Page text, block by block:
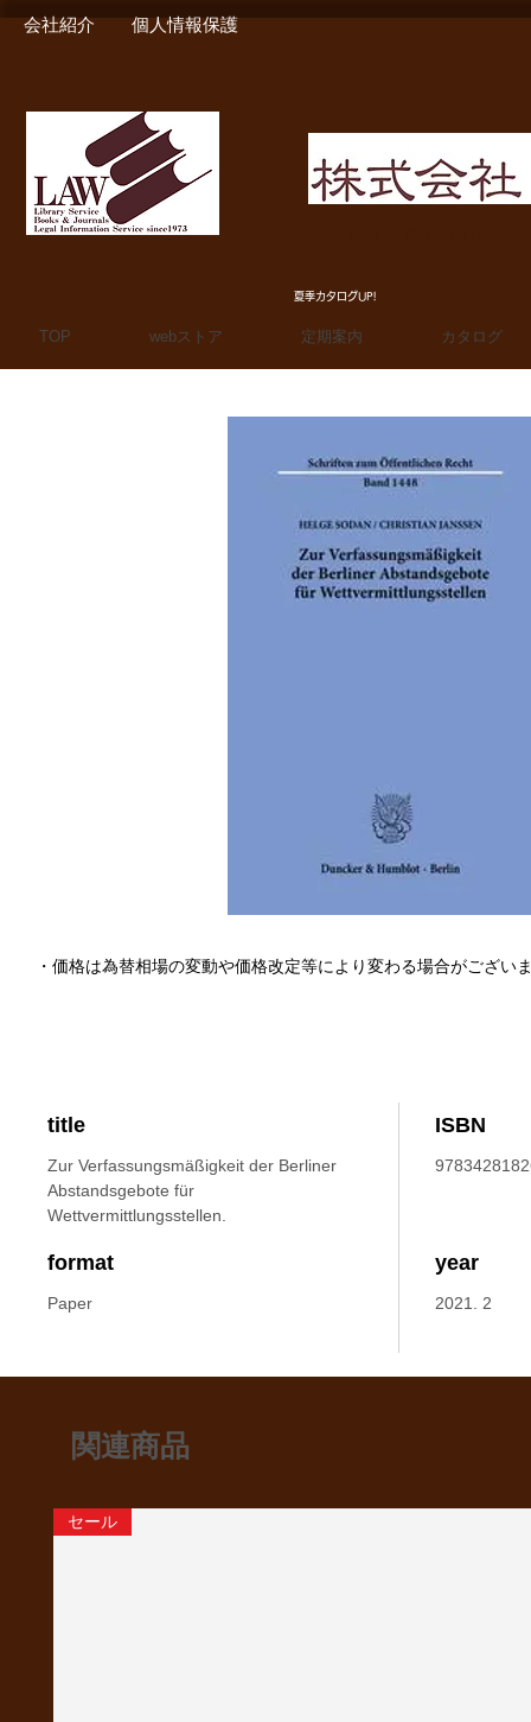
会社紹介 個人情報保護
夏季カタログUP!
TOP webストア 定期案内 カタログ
title
Zur Verfassungsmäßigkeit der Berliner
Abstandsgebote für
Wettvermittlungsstellen.
ISBN
format
Paper
year
2021. 2
・価格は為替相場の変動や価格改定等により変わる場合がござい
関連商品
セール